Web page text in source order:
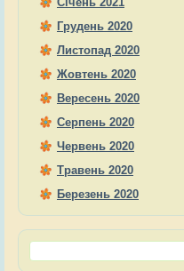
Грудень 2020
Листопад 2020
Жовтень 2020
Вересень 2020
Серпень 2020
Червень 2020
Травень 2020
Березень 2020